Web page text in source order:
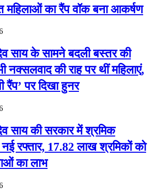
महिलाओं का रैंप वॉक बना आकर्षण
साय के सामने बदली बस्तर की
नक्सलवाद की राह पर थीं महिलाएं,
रैंप’ पर दिखा हुनर
साय की सरकार में श्रमिक
रफ्तार, 17.82 लाख श्रमिकों को
का लाभ